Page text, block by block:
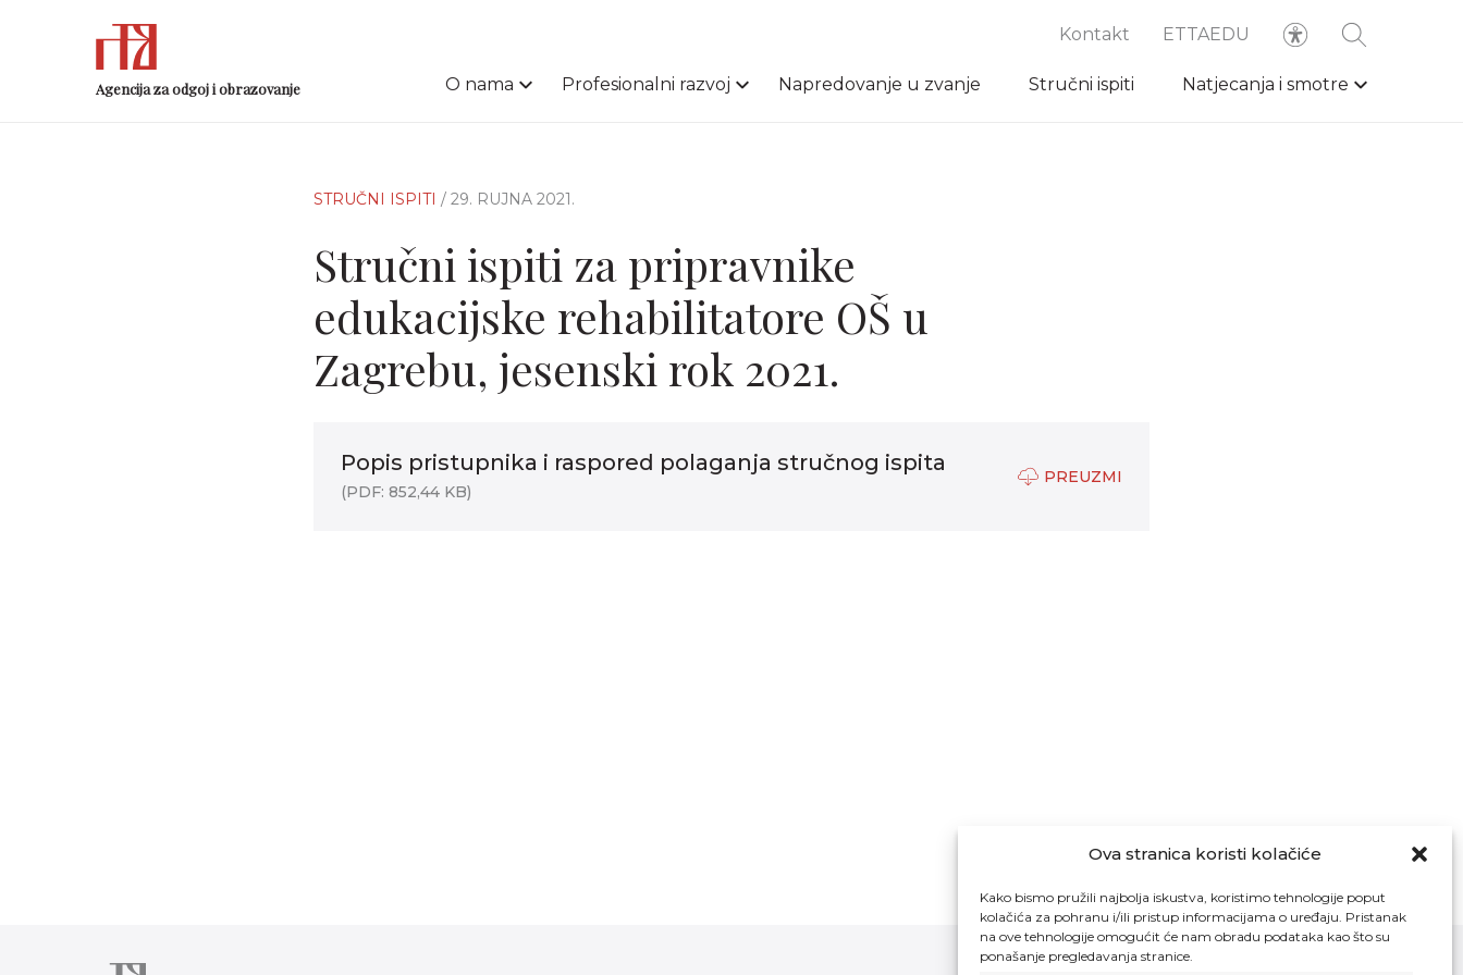
Ova stranica koristi kolačiće
Kako bismo pružili najbolja iskustva, koristimo tehnologije poput
kolačića za pohranu i/ili pristup informacijama o uređaju. Pristanak
na ove tehnologije omogućit će nam obradu podataka kao što su
ponašanje pregledavanja stranice.
Agencija za odgoj i obrazovanje
Kontakt ETTAEDU
O nama Profesionalni razvoj Napredovanje u zvanje Stručni ispiti Natjecanja i smotre
STRUČNI ISPITI / 29. RUJNA 2021.
Stručni ispiti za pripravnike
edukacijske rehabilitatore OŠ u
Zagrebu, jesenski rok 2021.
Popis pristupnika i raspored polaganja stručnog ispita
(PDF: 852,44 KB)
PREUZMI